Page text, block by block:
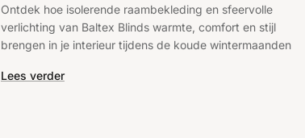
Ontdek hoe isolerende raambekleding en sfeervolle
verlichting van Baltex Blinds warmte, comfort en stijl
brengen in je interieur tijdens de koude wintermaanden
Lees verder